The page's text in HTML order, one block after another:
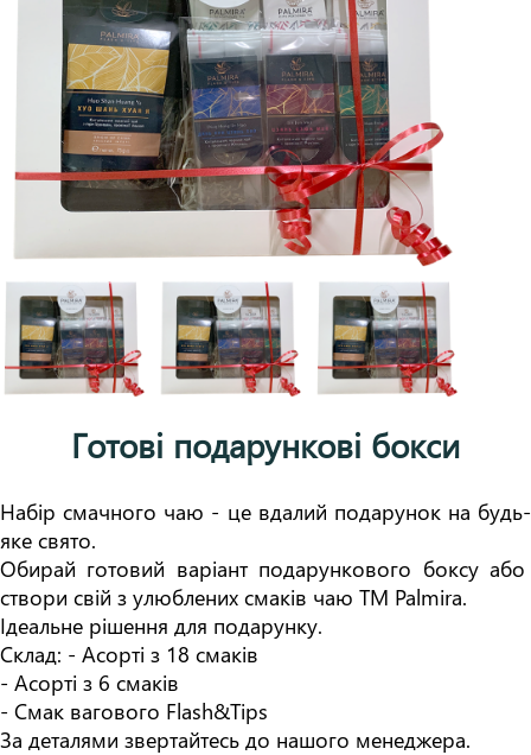
Готові подарункові бокси
Набір смачного чаю - це вдалий подарунок на будь-
яке свято.
Обирай готовий варіант подарункового боксу або
створи свій з улюблених смаків чаю TM Palmira.
Ідеальне рішення для подарунку.
Склад: - Асорті з 18 смаків
- Асорті з 6 смаків
- Смак вагового Flash&Tips
За деталями звертайтесь до нашого менеджера.